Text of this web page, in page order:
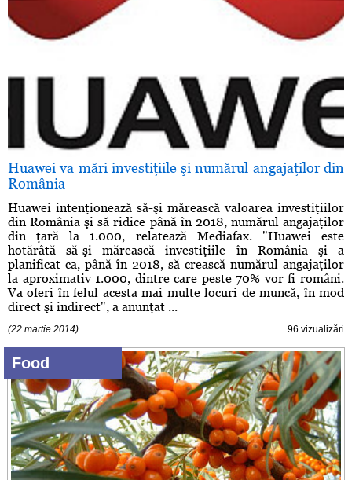
Huawei va mări investiţiile şi numărul angajaţilor din
România
Huawei intenţionează să-şi mărească valoarea investiţiilor
din România şi să ridice până în 2018, numărul angajaţilor
din ţară la 1.000, relatează Mediafax. "Huawei este
hotărâtă să-şi mărească investiţiile în România şi a
planificat ca, până în 2018, să crească numărul angajaţilor
la aproximativ 1.000, dintre care peste 70% vor fi români.
Va oferi în felul acesta mai multe locuri de muncă, în mod
direct şi indirect", a anunţat ...
(22 martie 2014) 96 vizualizări
Food